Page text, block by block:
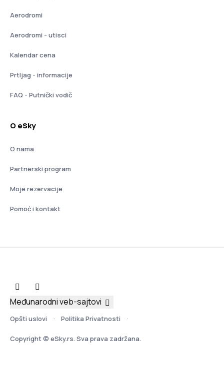
Aerodromi
Aerodromi - utisci
Kalendar cena
Prtljag - informacije
FAQ - Putnički vodič
O eSky
O nama
Partnerski program
Moje rezervacije
Pomoć i kontakt
Opšti uslovi Politika Privatnosti
Copyright © eSky.rs. Sva prava zadržana.
Međunarodni veb-sajtovi